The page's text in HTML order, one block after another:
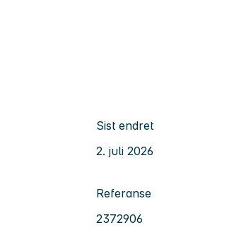
Sist endret
2. juli 2026
Referanse
2372906